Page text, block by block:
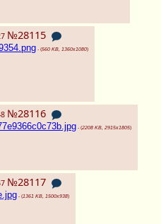
№28115
- (560 KB, 1360x1080)
№28116
- (2208 KB, 2915x1805)
№28117
- (1361 KB, 1500x938)